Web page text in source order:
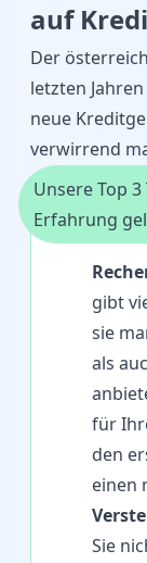
auf
Der
letzten
neue
verwirrend
Unsere Top
Erfahrung
gibt
sie
als
für
den
einen
Sie